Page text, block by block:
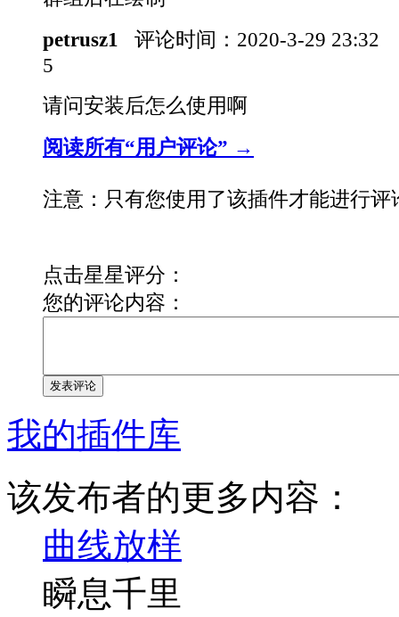
petrusz1
评论时间： 2020-3-29 23:32
5
请问安装后怎么使用啊
阅读所有“用户评论” →
注意：只有您使用了该插件才能进行评
点击星星评分：
您的评论内容：
发表评论
我的插件库
该发布者的更多内容：
曲线放样
瞬息千里